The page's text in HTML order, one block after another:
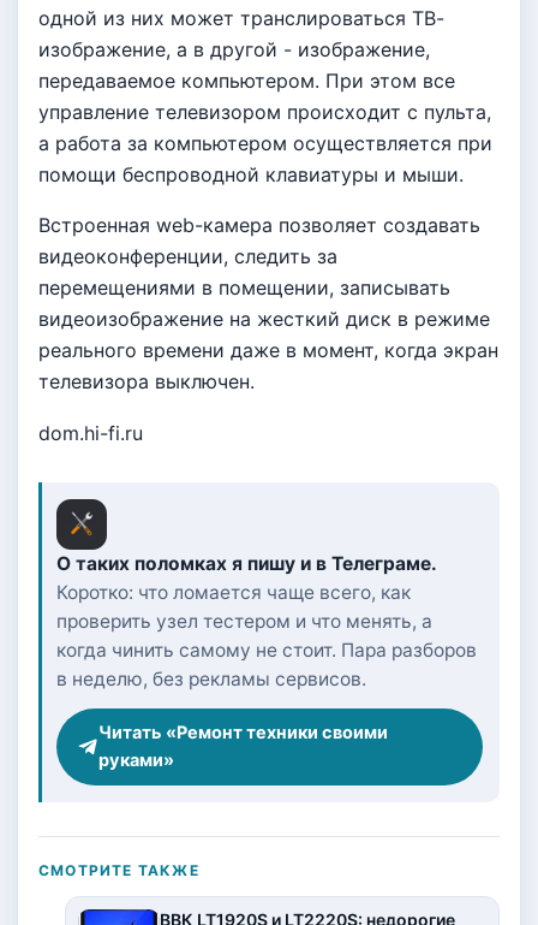
одной из них может транслироваться ТВ-
изображение, а в другой - изображение,
передаваемое компьютером. При этом все
управление телевизором происходит с пульта,
а работа за компьютером осуществляется при
помощи беспроводной клавиатуры и мыши.
Встроенная web-камера позволяет создавать
видеоконференции, следить за
перемещениями в помещении, записывать
видеоизображение на жесткий диск в режиме
реального времени даже в момент, когда экран
телевизора выключен.
dom.hi-fi.ru
О таких поломках я пишу и в Телеграме.
Коротко: что ломается чаще всего, как
проверить узел тестером и что менять, а
когда чинить самому не стоит. Пара разборов
в неделю, без рекламы сервисов.
Читать «Ремонт техники своими
руками»
СМОТРИТЕ ТАКЖЕ
ВВК LT1920S и LT2220S: недорогие